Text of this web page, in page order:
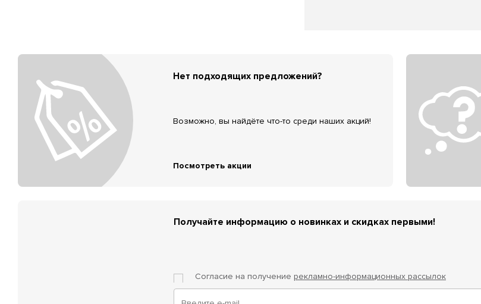
Нет подходящих предложений?
Возможно, вы найдёте что-то среди наших акций!
Посмотреть акции
Получайте информацию о новинках и скидках первыми!
Согласие на получение рекламно-информационных рассылок